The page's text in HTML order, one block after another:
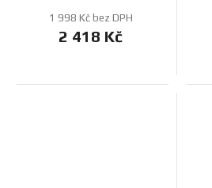
1 998 Kč bez DPH
2 418 Kč